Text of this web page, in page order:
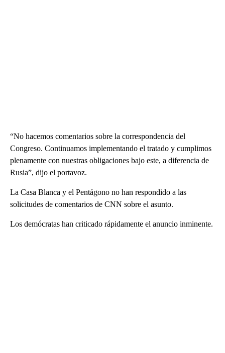
“No hacemos comentarios sobre la correspondencia del
Congreso. Continuamos implementando el tratado y cumplimos
plenamente con nuestras obligaciones bajo este, a diferencia de
Rusia”, dijo el portavoz.
La Casa Blanca y el Pentágono no han respondido a las
solicitudes de comentarios de CNN sobre el asunto.
Los demócratas han criticado rápidamente el anuncio inminente.